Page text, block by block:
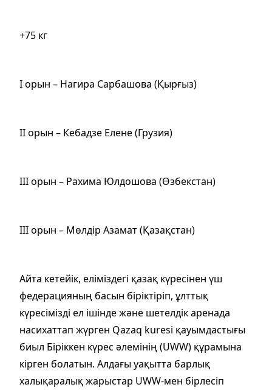
+75 кг
І орын – Нагира Сарбашова (Қырғыз)
ІІ орын – Кебадзе Елене (Грузия)
ІІІ орын – Рахима Юлдошова (Өзбекстан)
ІІІ орын – Мөлдір Азамат (Қазақстан)
Айта кетейік, еліміздегі қазақ күресінен үш
федерацияның басын біріктіріп, ұлттық
күресімізді ел ішінде және шетелдік аренада
насихаттап жүрген Qazaq kuresi қауымдастығы
биыл Біріккен күрес әлемінің (UWW) құрамына
кірген болатын. Алдағы уақытта барлық
халықаралық жарыстар UWW-мен бірлесіп